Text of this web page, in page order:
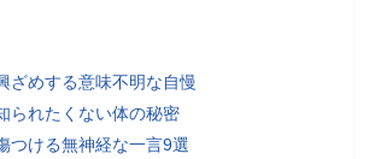
ざめする意味不明な自慢
られたくない体の秘密
つける無神経な一言9選